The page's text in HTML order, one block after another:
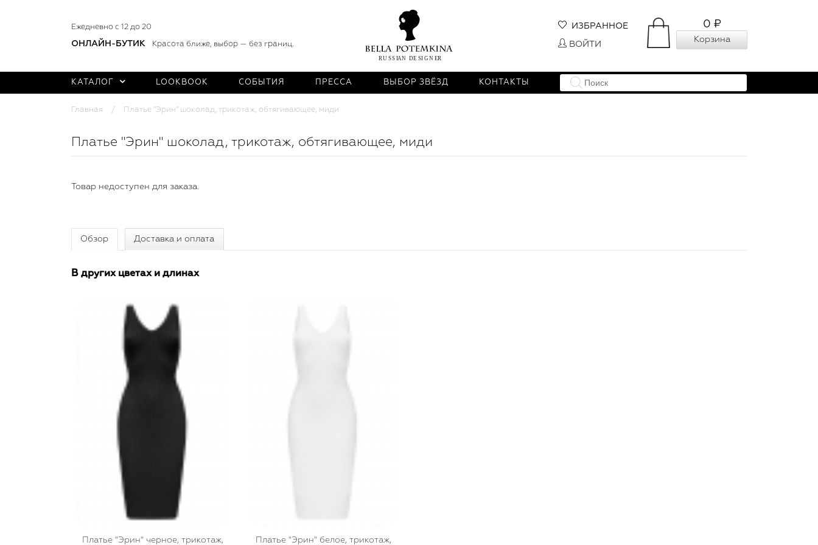
Ежедневно с 12 до 20
ОНЛАЙН-БУТИК Красота ближе, выбор — без границ.
0 ₽
Корзина
ИЗБРАННОЕ
ВОЙТИ
КАТАЛОГ LOOKBOOK СОБЫТИЯ ПРЕССА ВЫБОР ЗВЁЗД КОНТАКТЫ
Главная Платье "Эрин" шоколад, трикотаж, обтягивающее, миди
Платье "Эрин" шоколад, трикотаж, обтягивающее, миди
Товар недоступен для заказа.
Обзор Доставка и оплата
В других цветах и длинах
Платье "Эрин" черное, трикотаж, Платье "Эрин" белое, трикотаж,